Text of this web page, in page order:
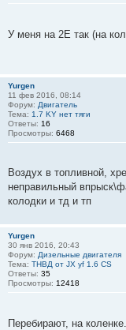
У меня на 2Е так (на
Yurgen
11 фев 2016, 08:14
Форум: Двигатель
Тема: 1.7 KY нет тяги
Ответы: 16
Просмотры: 6468
Воздух в топливной,
неправильный
колодки и тд и тп
Yurgen
30 янв 2016, 20:43
Форум: Дизельные двигателя
Тема: ТНВД от JX yf 1.6 CS
Ответы: 35
Просмотры: 12418
Перебирают, на